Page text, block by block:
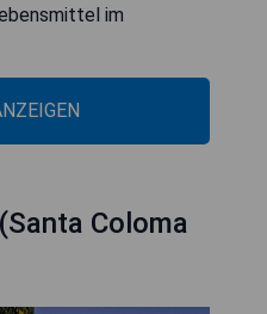
im
Coloma